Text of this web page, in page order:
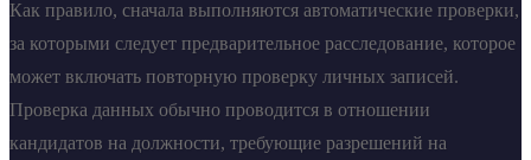
Как правило, сначала выполняются автоматические проверки,
за которыми следует предварительное расследование, которое
может включать повторную проверку личных записей.
Проверка данных обычно проводится в отношении
кандидатов на должности, требующие разрешений на